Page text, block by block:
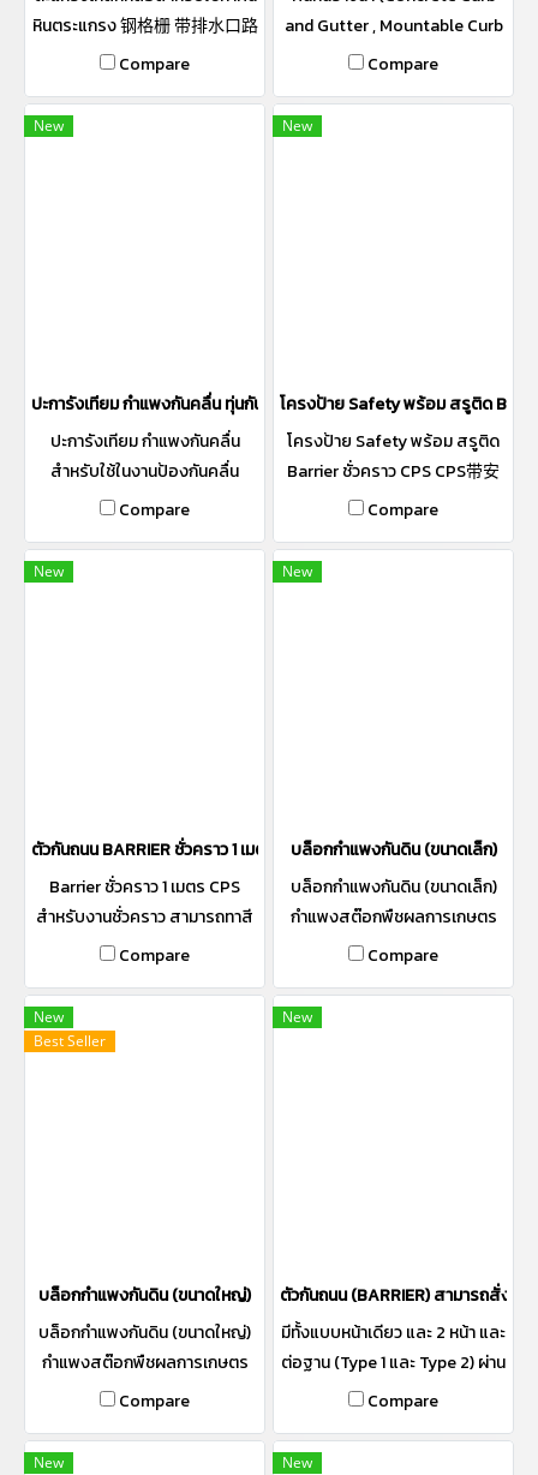
หินตระแกรง 钢格栅 带排水口路
缘石用
Compare
and Gutter , Mountable Curb
and Gutter) คันหินรางตื้น เป็น
มาตราฐานกรมทาง เหมาะสำหรับ
Compare
New
ปะการังเทียม กำแพงกันคลื่น ทุ่นกันคลื่น 四角锥护面块体
ปะการังเทียม กำแพงกันคลื่น
สำหรับใช้ในงานป้องกันคลื่น
Compare
New
โครงป้าย Safety พร้อม สรูติด
โครงป้าย Safety พร้อม สรูติด
Barrier ชั่วคราว CPS CPS带安
全标志架临时路障
Compare
New
ตัวกันถนน BARRIER ชั่วคราว 1 เมตร สามารถสั่งทำสีได้ 混凝土临时路障
Barrier ชั่วคราว 1 เมตร CPS
สำหรับงานชั่วคราว สามารถทาสี
หรือติดแถบสะท้อนแสง และติด
เหมาะสำหรับงานชั่วคราว ใช้กันบ่ง
แนว เมื่อต้องกันปิดกั้นรถยนต์
Compare
New
บล็อกกำแพงกันดิน (ขนาดเล็ก)
บล็อกกำแพงกันดิน (ขนาดเล็ก)
กำแพงสต๊อกพืชผลการเกษตร
กำแพงกันสต๊อก
Compare
New
Best Seller
บล็อกกำแพงกันดิน (ขนาดใหญ่)
บล็อกกำแพงกันดิน (ขนาดใหญ่)
กำแพงสต๊อกพืชผลการเกษตร
กำแพงกันสต๊อก
Compare
New
ตัวกันถนน (BARRIER) สามารถสั่งทำ
มีทั้งแบบหน้าเดียว และ 2 หน้า และ
ต่อฐาน (Type 1 และ Type 2) ผ่าน
การรับรอง "Made In Thailand"
สะท้อนแสง และติดตั้งราวเหล็ก
Compare
New New